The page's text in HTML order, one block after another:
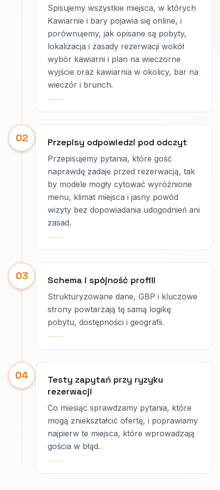
Spisujemy wszystkie miejsca, w których
Kawiarnie i bary pojawia się online, i
porównujemy, jak opisane są pobyty,
lokalizacja i zasady rezerwacji wokół
wybór kawiarni i plan na wieczorne
wyjście oraz kawiarnia w okolicy, bar na
wieczór i brunch.
02 Przepisy odpowiedzi pod odczyt
Przepisujemy pytania, które gość
naprawdę zadaje przed rezerwacją, tak
by modele mogły cytować wyróżnione
menu, klimat miejsca i jasny powód
wizyty bez dopowiadania udogodnień ani
zasad.
03 Schema i spójność profili
Strukturyzowane dane, GBP i kluczowe
strony powtarzają tę samą logikę
pobytu, dostępności i geografii.
04
Testy zapytań przy ryzyku
rezerwacji
Co miesiąc sprawdzamy pytania, które
mogą zniekształcić ofertę, i poprawiamy
najpierw te miejsca, które wprowadzają
gościa w błąd.